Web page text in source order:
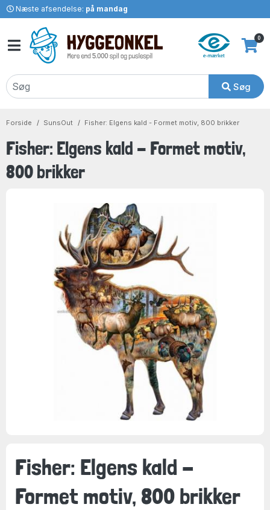
Næste afsendelse: på mandag
Søg
0
Forside SunsOut Fisher: Elgens kald - Formet motiv, 800 brikker
Fisher: Elgens kald - Formet motiv,
800 brikker
Fisher: Elgens kald -
Formet motiv, 800 brikker